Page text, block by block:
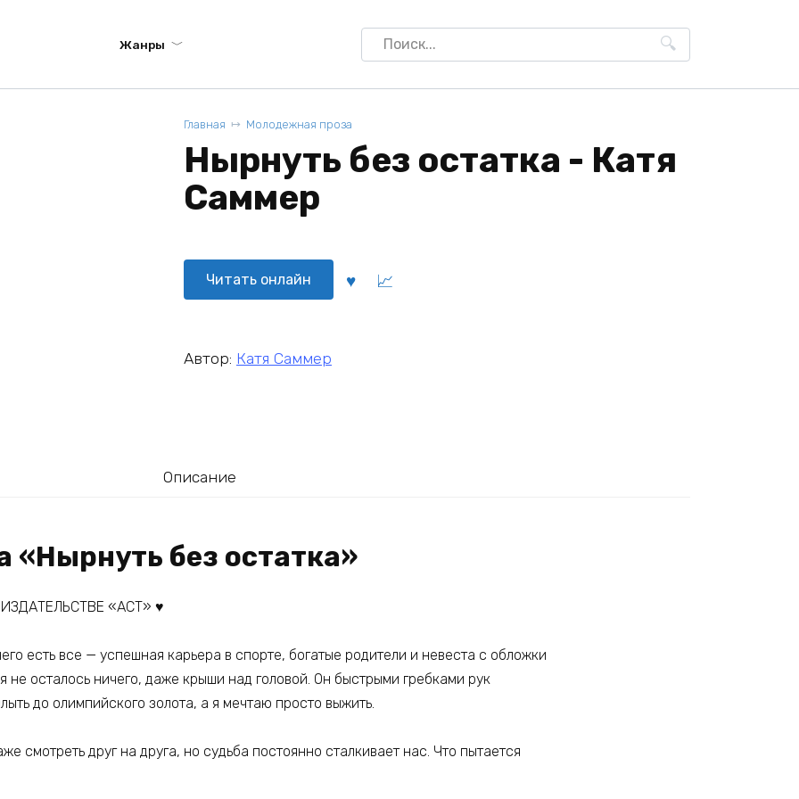
Жанры
Search
for:
Главная Молодежная проза
Нырнуть без остатка - Катя
Саммер
Читать онлайн
Автор: Катя Саммер
Описание
«Нырнуть без остатка»
«АСТ» ♥️
есть все — успешная карьера в спорте, богатые родители и невеста с обложки
не осталось ничего, даже крыши над головой. Он быстрыми гребками рук
до олимпийского золота, а я мечтаю просто выжить.
смотреть друг на друга, но судьба постоянно сталкивает нас. Что пытается